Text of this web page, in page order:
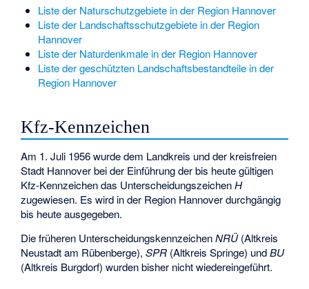
Liste der Naturschutzgebiete in der Region Hannover
Liste der Landschaftsschutzgebiete in der Region
Hannover
Liste der Naturdenkmale in der Region Hannover
Liste der geschützten Landschaftsbestandteile in der
Region Hannover
Kfz-Kennzeichen
Am 1. Juli 1956 wurde dem Landkreis und der kreisfreien
Stadt Hannover bei der Einführung der bis heute gültigen
Kfz-Kennzeichen das UnterscheidungszeichenH
zugewiesen. Es wird in der Region Hannover durchgängig
bis heute ausgegeben.
Die früheren UnterscheidungskennzeichenNRÜ(Altkreis
Neustadt am Rübenberge),SPR (Altkreis Springe) undBU
(Altkreis Burgdorf) wurden bisher nicht wiedereingeführt.